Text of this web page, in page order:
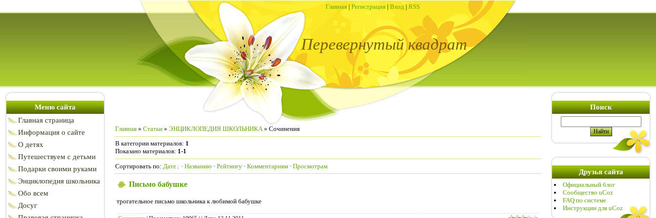
Главная | Регистрация | Вход | RSS
Перевернутый квадрат
Меню сайта
Главная страница
Информация о сайте
О детях
Путешествуем с детьми
Подарки своими руками
Энциклопедия школьника
Обо всем
Досуг
Главная » Статьи » ЭНЦИКЛОПЕДИЯ ШКОЛЬНИКА» Сочинения
В категории материалов: 1
Показано материалов: 1-1
Сортировать по: Дате · Названию · Рейтингу · Комментариям · Просмотрам
Письмо бабушке
трогательное письмо школьника к любимой бабушке
Поиск
Друзья сайта
Официальный блог
Сообщество uCoz
FAQ по системе
Инструкции для uCoz